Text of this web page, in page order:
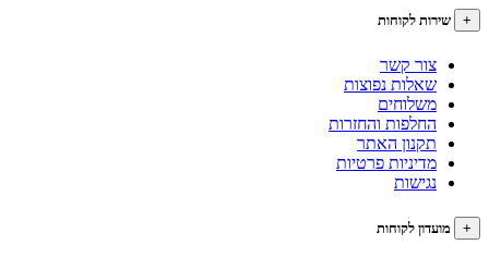
לקוחות
צור קשר
שאלות נפוצות
משלוחים
החלפות והחזרות
תקנון האתר
מדיניות פרטיות
נגישות
לקוחות